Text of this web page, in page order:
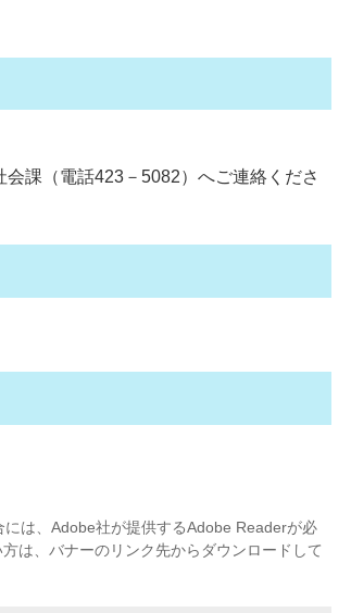
課（電話423－5082）へご連絡くださ
は、Adobe社が提供するAdobe Readerが必
は、バナーのリンク先からダウンロードして